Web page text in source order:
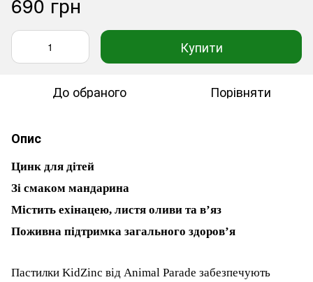
Купити
До обраного Порівняти
Опис
Цинк для дітей
Зі смаком мандарина
Містить ехінацею, листя оливи та в’яз
Поживна підтримка загального здоров’я
Пастилки KidZinc від Animal Parade забезпечують